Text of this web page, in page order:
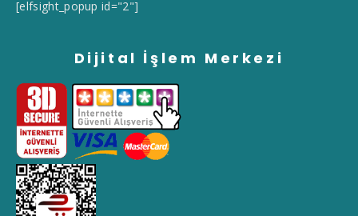
[elfsight_popup id="2"]
Dijital İşlem Merkezi